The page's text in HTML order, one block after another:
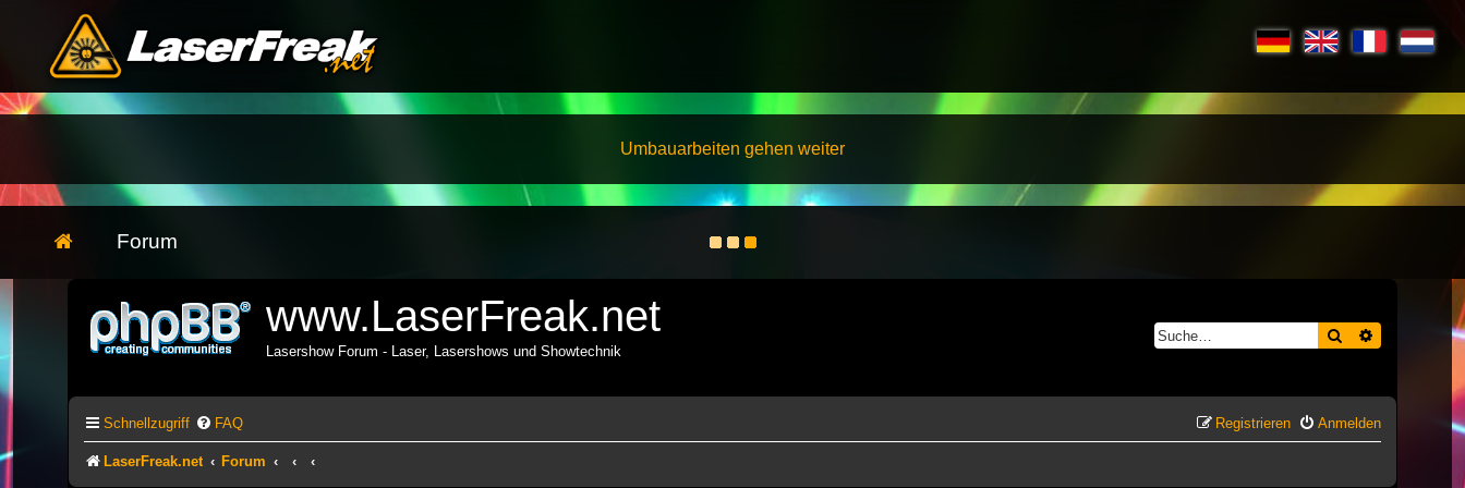
Umbauarbeiten gehen weiter
Forum
www.LaserFreak.net
Lasershow Forum - Laser, Lasershows und Showtechnik
Suche Erweiterte
Schnellzugriff FAQ Anmelden
Registrieren
LaserFreak.net Forum